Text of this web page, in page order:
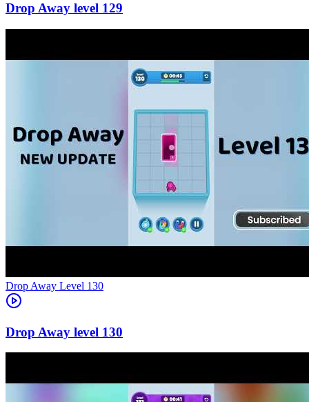
129
Level 130
130